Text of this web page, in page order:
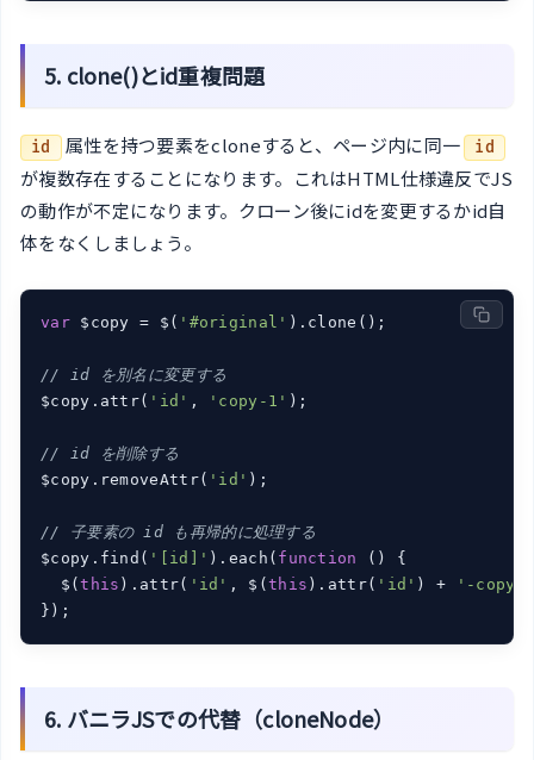
5. clone()とid重複問題
id 属性を持つ要素をcloneすると、ページ内に同一 id
が複数存在することになります。これはHTML仕様違反でJS
の動作が不定になります。クローン後にidを変更するかid自
体をなくしましょう。
var $copy = $( '#original' ).clone();
// id を別名に変更する
$copy.attr( 'id' , 'copy-1' );
// id を削除する
$copy.removeAttr( 'id' );
// 子要素の id も再帰的に処理する
$copy.find( '[id]' ).each( function ( ) {
  $(
this ).attr( 'id' , $( this ).attr( 'id' ) + '-copy'
});
6. バニラJSでの代替（cloneNode）